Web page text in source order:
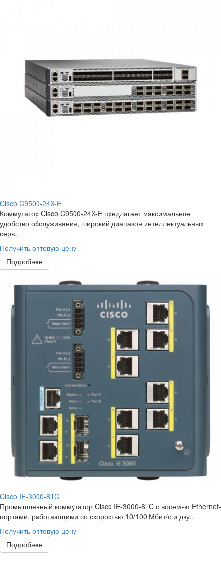
Cisco C9500-24X-E
Коммутатор Cisco C9500-24X-E предлагает максимальное
удобство обслуживания, широкий диапазон интеллектуальных
серв..
Получить оптовую цену
Подробнее
Cisco IE-3000-8TC
Промышленный коммутатор Cisco IE-3000-8TC с восемью Ethernet-
портами, работающими со скоростью 10/100 Мбит/с и дву..
Получить оптовую цену
Подробнее